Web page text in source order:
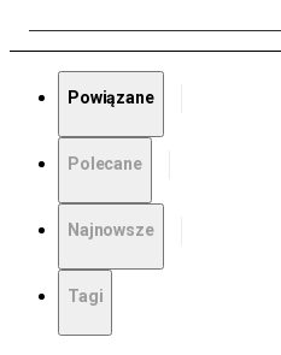
Powiązane
Polecane
Najnowsze
Tagi